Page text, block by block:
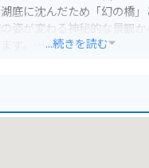
底に沈んだため「幻の橋
姿が変わる神秘的な景観
ては橋全体が現れ、凍結し
す。ただし、橋の上は老
...続きを読む